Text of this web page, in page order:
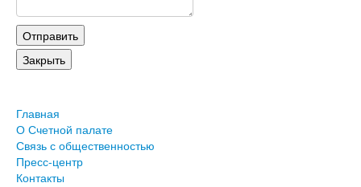
Главная
О Счетной палате
Связь с общественностью
Пресс-центр
Контакты